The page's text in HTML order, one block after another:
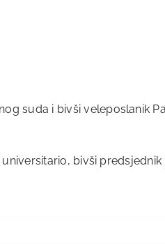
suda i bivši veleposlanik
bivši